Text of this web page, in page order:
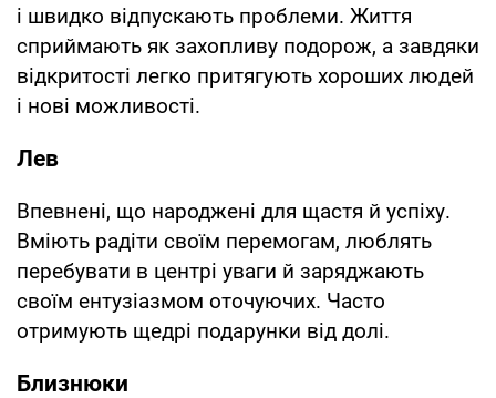
і швидко відпускають проблеми. Життя
сприймають як захопливу подорож, а завдяки
відкритості легко притягують хороших людей
і нові можливості.
Лев
Впевнені, що народжені для щастя й успіху.
Вміють радіти своїм перемогам, люблять
перебувати в центрі уваги й заряджають
своїм ентузіазмом оточуючих. Часто
отримують щедрі подарунки від долі.
Близнюки